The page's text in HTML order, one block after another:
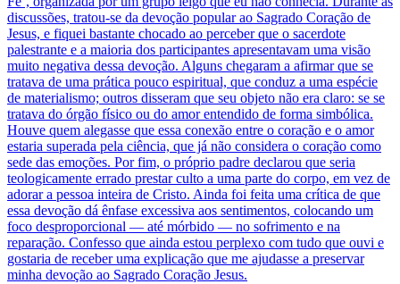
discussões, tratou-se da devoção popular ao Sagrado Coração de
Jesus, e fiquei bastante chocado ao perceber que o sacerdote
palestrante e a maioria dos participantes apresentavam uma visão
muito negativa dessa devoção. Alguns chegaram a afirmar que se
tratava de uma prática pouco espiritual, que conduz a uma espécie
de materialismo; outros disseram que seu objeto não era claro: se se
tratava do órgão físico ou do amor entendido de forma simbólica.
Houve quem alegasse que essa conexão entre o coração e o amor
estaria superada pela ciência, que já não considera o coração como
sede das emoções. Por fim, o próprio padre declarou que seria
teologicamente errado prestar culto a uma parte do corpo, em vez de
adorar a pessoa inteira de Cristo. Ainda foi feita uma crítica de que
essa devoção dá ênfase excessiva aos sentimentos, colocando um
foco desproporcional — até mórbido — no sofrimento e na
reparação. Confesso que ainda estou perplexo com tudo que ouvi e
gostaria de receber uma explicação que me ajudasse a preservar
minha devoção ao Sagrado Coração Jesus.